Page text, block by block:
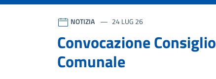
Comune di Lavagna
Contenuti in evidenza
Novità in evidenza
NOTIZIA 24 LUG 26
Convocazione Consiglio
Comunale